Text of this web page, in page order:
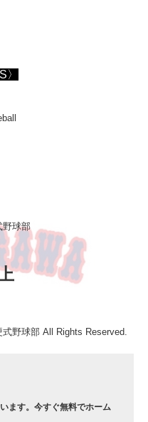
野球部
野球部 All Rights Reserved.
ます。今すぐ無料でホーム